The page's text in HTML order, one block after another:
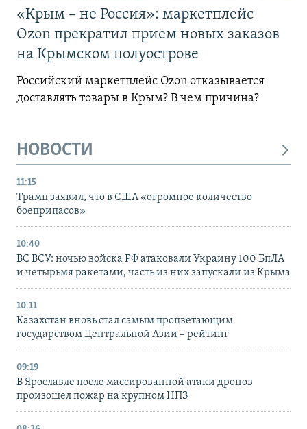
«Крым – не Россия»: маркетплейс
Ozon прекратил прием новых заказов
на Крымском полуострове
Российский маркетплейс Ozon отказывается
доставлять товары в Крым? В чем причина?
НОВОСТИ
11:15
Трамп заявил, что в США «огромное количество
боеприпасов»
10:40
ВС ВСУ: ночью войска РФ атаковали Украину 100 БпЛА
и четырьмя ракетами, часть из них запускали из Крыма
10:11
Казахстан вновь стал самым процветающим
государством Центральной Азии – рейтинг
09:19
В Ярославле после массированной атаки дронов
произошел пожар на крупном НПЗ